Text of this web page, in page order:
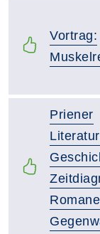
Vortrag:
Priener